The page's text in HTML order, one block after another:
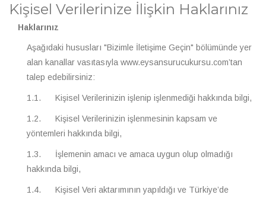
Kişisel Verilerinize İlişkin Haklarınız
Haklarınız
Aşağıdaki hususları "Bizimle İletişime Geçin" bölümünde yer
alan kanallar vasıtasıyla www.eysansurucukursu.com’tan
talep edebilirsiniz:
1.1. Kişisel Verilerinizin işlenip işlenmediği hakkında bilgi,
1.2. Kişisel Verilerinizin işlenmesinin kapsam ve
yöntemleri hakkında bilgi,
1.3. İşlemenin amacı ve amaca uygun olup olmadığı
hakkında bilgi,
1.4. Kişisel Veri aktarımının yapıldığı ve Türkiye’de